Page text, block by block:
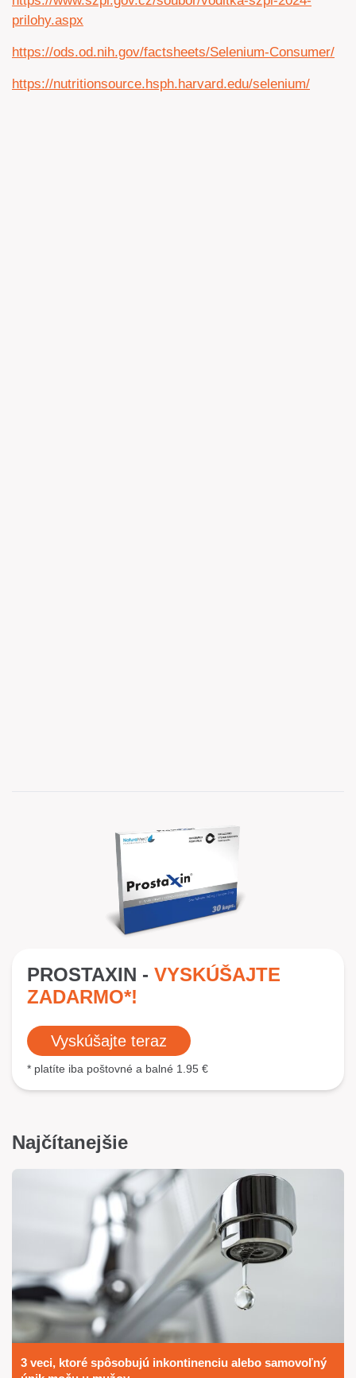
prilohy.aspx
https://ods.od.nih.gov/factsheets/Selenium-Consumer/
https://nutritionsource.hsph.harvard.edu/selenium/
PROSTAXIN - VYSKÚŠAJTE
ZADARMO*!
Vyskúšajte teraz
* platíte iba poštovné a balné 1.95 €
Najčítanejšie
3 veci, ktoré spôsobujú inkontinenciu alebo samovoľný